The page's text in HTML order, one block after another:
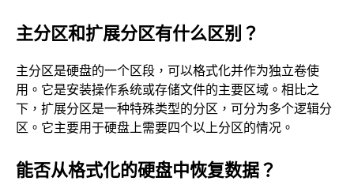
主分区和扩展分区有什么区别？
主分区是硬盘的一个区段，可以格式化并作为独立卷使
用。它是安装操作系统或存储文件的主要区域。相比之
下，扩展分区是一种特殊类型的分区，可分为多个逻辑分
区。它主要用于硬盘上需要四个以上分区的情况。
能否从格式化的硬盘中恢复数据？